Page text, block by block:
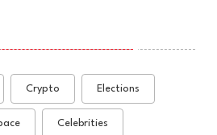
Crypto Elections
Celebrities